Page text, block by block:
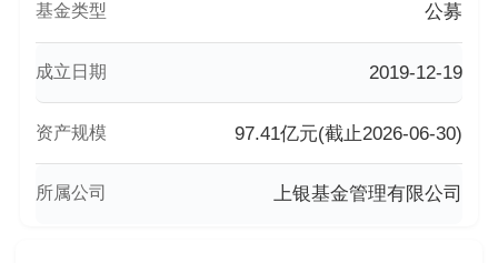
基金类型 公募
成立日期 2019-12-19
资产规模 97.41亿元(截止2026-06-30)
所属公司 上银基金管理有限公司